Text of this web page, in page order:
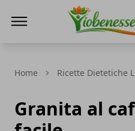
Home Ricette Dietetiche
Granita al